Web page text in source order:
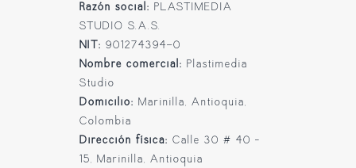
Razón social: PLASTIMEDIA
STUDIO S.A.S.
NIT: 901274394-0
Nombre comercial: Plastimedia
Studio
Domicilio: Marinilla, Antioquia,
Colombia
Dirección física: Calle 30 # 40 –
15, Marinilla, Antioquia